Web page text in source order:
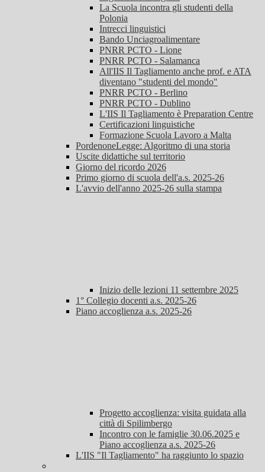
La Scuola incontra gli studenti della
Polonia
Intrecci linguistici
Bando Unciagroalimentare
PNRR PCTO - Lione
PNRR PCTO - Salamanca
All'IIS Il Tagliamento anche prof. e ATA
diventano "studenti del mondo"
PNRR PCTO - Berlino
PNRR PCTO - Dublino
L'IIS Il Tagliamento è Preparation Centre
Certificazioni linguistiche
Formazione Scuola Lavoro a Malta
PordenoneLegge: Algoritmo di una storia
Uscite didattiche sul territorio
Giorno del ricordo 2026
Primo giorno di scuola dell'a.s. 2025-26
L'avvio dell'anno 2025-26 sulla stampa
Inizio delle lezioni 11 settembre 2025
1° Collegio docenti a.s. 2025-26
Piano accoglienza a.s. 2025-26
Progetto accoglienza: visita guidata alla
città di Spilimbergo
Incontro con le famiglie 30.06.2025 e
Piano accoglienza a.s. 2025-26
L'IIS "Il Tagliamento" ha raggiunto lo spazio